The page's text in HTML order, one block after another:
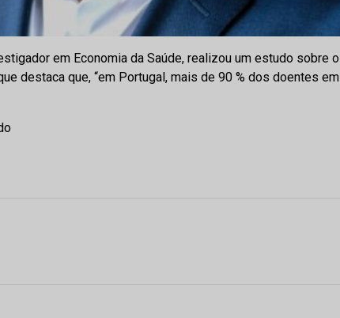
em Economia da Saúde, realizou um estudo sobre
destaca que, “em Portugal, mais de 90 % dos doentes